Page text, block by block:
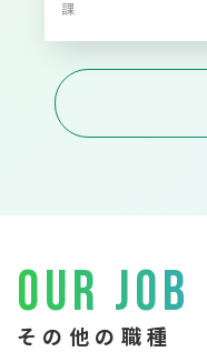
課
OUR JOB
その他の職種